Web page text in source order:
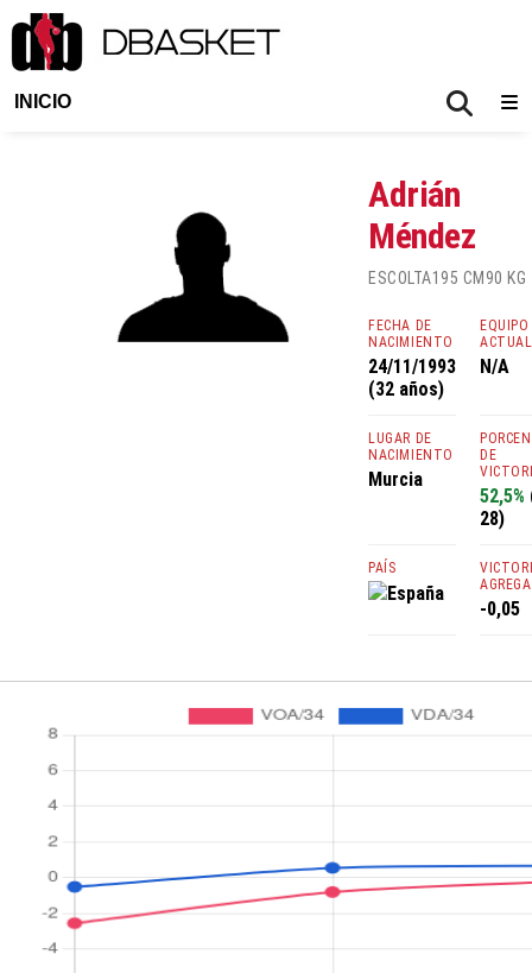
INICIO
Adrián
Méndez
ESCOLTA195 CM 90 KG
FECHA DE
NACIMIENTO
24/11/1993
(32 años)
LUGAR DE
NACIMIENTO
Murcia
PAÍS
España
EQUIPO
ACTUAL
N/A
DE
52,5%
28)
-0,05